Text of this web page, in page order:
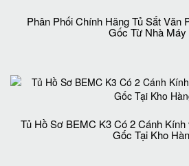
Phân Phối Chính Hãng Tủ Sắt Văn
Gốc Từ Nhà Máy
Tủ Hồ Sơ BEMC K3 Có 2 Cánh
Gốc Tại Kho